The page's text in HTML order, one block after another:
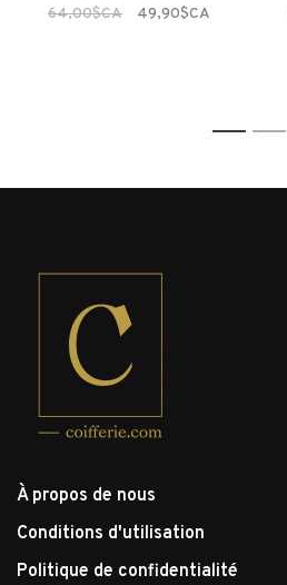
64,00$CA 49,90$CA
1 2
À propos de nous
Conditions d'utilisation
Politique de confidentialité